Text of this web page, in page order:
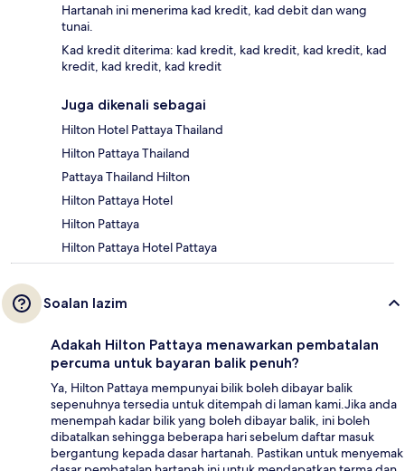
Hartanah ini menerima kad kredit, kad debit dan wang
tunai.
Kad kredit diterima: kad kredit, kad kredit, kad kredit, kad
kredit, kad kredit, kad kredit
Juga dikenali sebagai
Hilton Hotel Pattaya Thailand
Hilton Pattaya Thailand
Pattaya Thailand Hilton
Hilton Pattaya Hotel
Hilton Pattaya
Hilton Pattaya Hotel Pattaya
Soalan lazim
Adakah Hilton Pattaya menawarkan pembatalan
percuma untuk bayaran balik penuh?
Ya, Hilton Pattaya mempunyai bilik boleh dibayar balik
sepenuhnya tersedia untuk ditempah di laman kami.Jika anda
menempah kadar bilik yang boleh dibayar balik, ini boleh
dibatalkan sehingga beberapa hari sebelum daftar masuk
bergantung kepada dasar hartanah. Pastikan untuk menyemak